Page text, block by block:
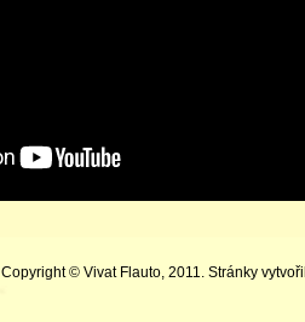
Copyright © Vivat Flauto, 2011. Stránky